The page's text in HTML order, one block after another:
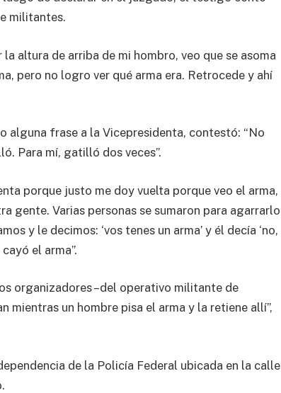
militantes.
altura de arriba de mi hombro, veo que se asoma
pero no logro ver qué arma era. Retrocede y ahí
alguna frase a la Vicepresidenta, contestó: “No
Para mí, gatilló dos veces”.
porque justo me doy vuelta porque veo el arma,
gente. Varias personas se sumaron para agarrarlo
y le decimos: ‘vos tenes un arma’ y él decía ‘no,
el arma”.
organizadores –del operativo militante de
mientras un hombre pisa el arma y la retiene allí”,
de la Policía Federal ubicada en la calle